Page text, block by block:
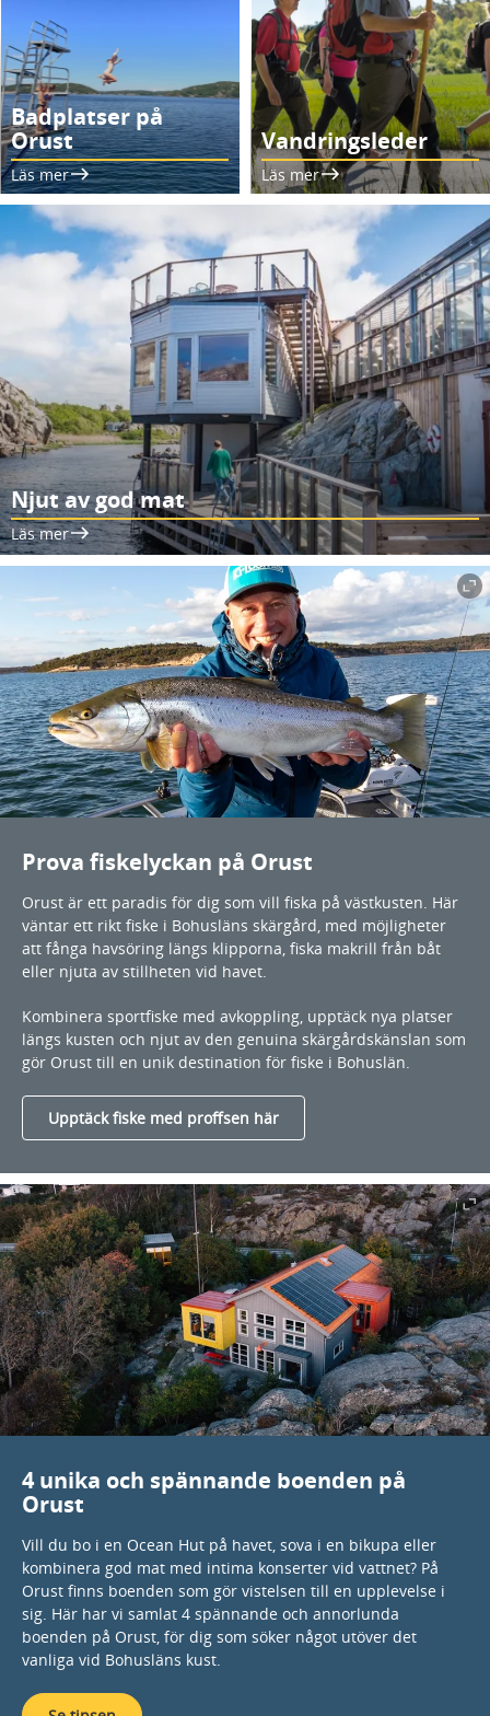
Badplatser på
Orust
Läs mer
Vandringsleder
Läs mer
Njut av god mat
Läs mer
Prova fiskelyckan på Orust
Orust är ett paradis för dig som vill fiska på västkusten. Här
väntar ett rikt fiske i Bohusläns skärgård, med möjligheter
att fånga havsöring längs klipporna, fiska makrill från båt
eller njuta av stillheten vid havet.
Kombinera sportfiske med avkoppling, upptäck nya platser
längs kusten och njut av den genuina skärgårdskänslan som
gör Orust till en unik destination för fiske i Bohuslän.
Upptäck fiske med proffsen här
4 unika och spännande boenden på
Orust
Vill du bo i en Ocean Hut på havet, sova i en bikupa eller
kombinera god mat med intima konserter vid vattnet? På
Orust finns boenden som gör vistelsen till en upplevelse i
sig. Här har vi samlat 4 spännande och annorlunda
boenden på Orust , för dig som söker något utöver det
vanliga vid Bohusläns kust.